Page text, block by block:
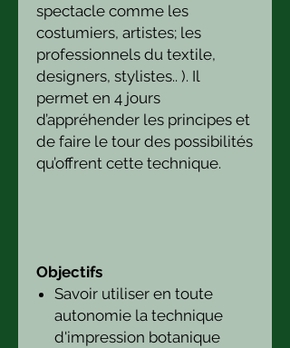
spectacle comme les
costumiers, artistes; les
professionnels du textile,
designers, stylistes.. ). Il
permet en 4 jours
d’appréhender les principes et
de faire le tour des possibilités
qu’offrent cette technique.
Objectifs
Savoir utiliser en toute
autonomie la technique
d'impression botanique